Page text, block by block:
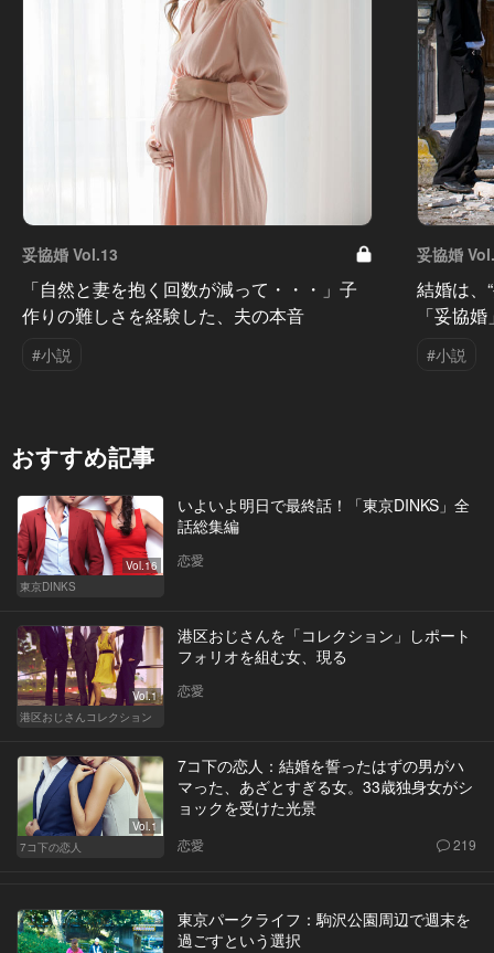
妥協婚 Vol.13
「自然と妻を抱く回数が減って・・・」子
作りの難しさを経験した、夫の本音
#小説
妥協婚
結婚は、
「妥協
#小説
おすすめ記事
Vol.16
東京DINKS
いよいよ明日で最終話！「東京DINKS」全
話総集編
恋愛
Vol.1
港区おじさんコレクション
港区おじさんを「コレクション」しポート
フォリオを組む女、現る
恋愛
Vol.1
7コ下の恋人
7コ下の恋人：結婚を誓ったはずの男がハ
マった、あざとすぎる女。33歳独身女がシ
ョックを受けた光景
恋愛 219
東京パークライフ：駒沢公園周辺で週末を
過ごすという選択